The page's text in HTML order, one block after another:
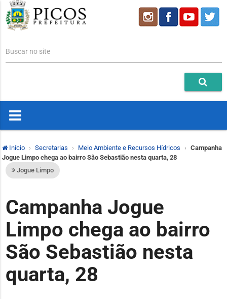
Buscar no site
Início Secretarias Meio Ambiente e Recursos Hídricos
Campanha
Jogue Limpo chega ao bairro São Sebastião nesta quarta, 28
Jogue Limpo
Campanha Jogue
Limpo chega ao bairro
São Sebastião nesta
quarta, 28